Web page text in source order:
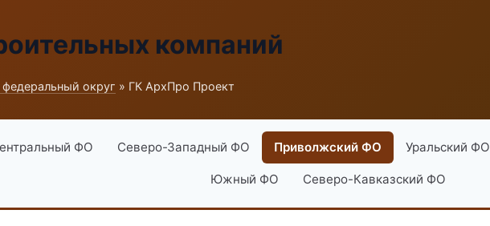
компаний
округ » ГК АрхПро Проект
ФО Северо-Западный ФО Приволжский ФО Уральский ФО
Южный ФО Северо-Кавказский ФО